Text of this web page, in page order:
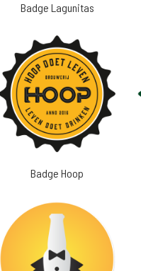
Badge Lagunitas
Badge Hoop